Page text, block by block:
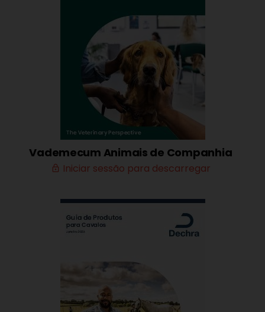
Vademecum Animais de Companhia
lock_outline Iniciar sessão para descarregar